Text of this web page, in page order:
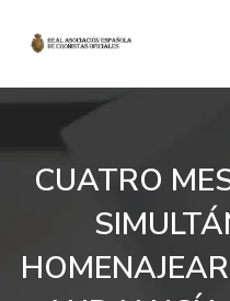
CUATRO